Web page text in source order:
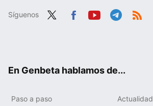
Síguenos
En Genbeta hablamos de...
Paso a paso Actualidad